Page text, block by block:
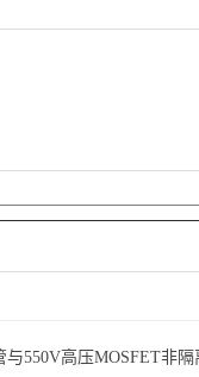
550V高压MOSFET非